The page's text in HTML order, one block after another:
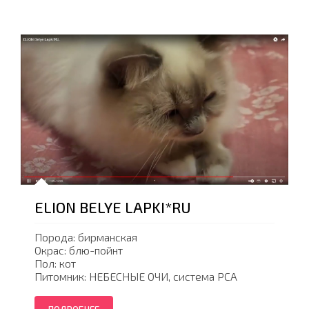
ELION BELYE LAPKI*RU
Порода: бирманская
Окрас: блю-пойнт
Пол: кот
Питомник: НЕБЕСНЫЕ ОЧИ, система PCA